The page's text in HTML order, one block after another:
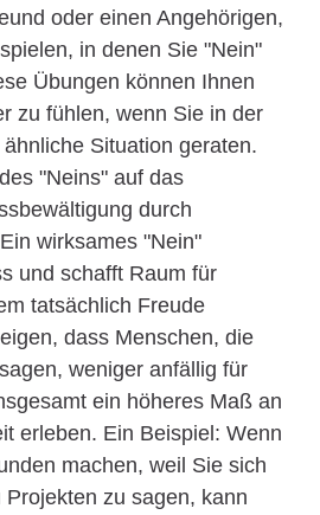
oder einen Angehörigen,
in denen Sie "Nein"
Übungen können Ihnen
zu fühlen, wenn Sie in der
Situation geraten.
"Neins" auf das
durch
wirksames "Nein"
und schafft Raum für
tatsächlich Freude
dass Menschen, die
weniger anfällig für
ein höheres Maß an
erleben. Ein Beispiel: Wenn
machen, weil Sie sich
zu sagen, kann